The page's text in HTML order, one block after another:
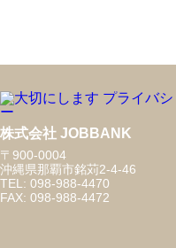
株式会社 JOBBANK
〒900-0004
沖縄県那覇市銘苅2-4-46
TEL: 098-988-4470
FAX: 098-988-4472